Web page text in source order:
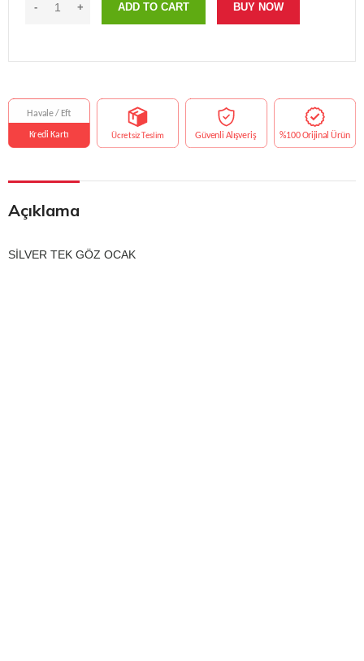
ADD TO CART BUY NOW
Açıklama
SİLVER TEK GÖZ OCAK